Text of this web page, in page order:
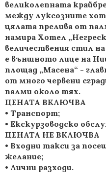
великолепната
между луксозните
цялата прелива от
намира Хотел
величествения стил
е външното лице на
площад „Масена“ -
от много червени
палми около тях.
ЦЕНАТА ВКЛЮЧВА
• Tранспорт;
• Екскурзоводско
ЦЕНАТА НЕ ВКЛЮЧВА
• Входни такси за
желание;
• Лични разходи.